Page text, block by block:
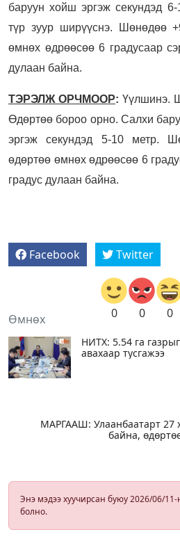
баруун хойш эргэж секундэд
түр зуур ширүүснэ. Шөнөдөө
өмнөх өдрөөсөө 6 градусаар
дулаан байна.
ТЭРЭЛЖ ОРЧМООР: Үүлшинэ.
Өдөртөө бороо орно. Салхи
эргэж секундэд 5-10 метр.
өдөртөө өмнөх өдрөөсөө 6
градус дулаан байна.
Facebook Twitter
0 0 0
Өмнөх
НИТХ: 5.54 га
авахаар тусгажээ
МАРГААШ: Улаанбаатарт 27
байна,
Энэ мэдээ хуучирсан буюу 2026/06/
болно.